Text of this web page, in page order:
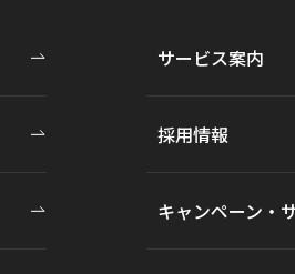
サービス案内
採用情報
キャンペーン・